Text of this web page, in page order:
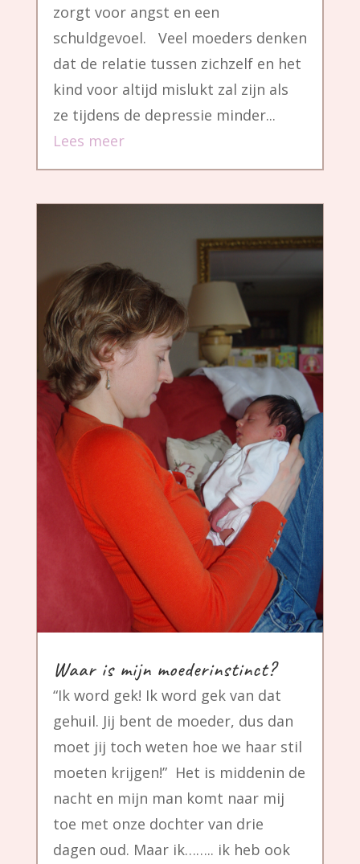
zorgt voor angst en een
schuldgevoel. Veel moeders denken
dat de relatie tussen zichzelf en het
kind voor altijd mislukt zal zijn als
ze tijdens de depressie minder...
Lees meer
Waar is mijn moederinstinct?
“Ik word gek! Ik word gek van dat
gehuil. Jij bent de moeder, dus dan
moet jij toch weten hoe we haar stil
moeten krijgen!” Het is middenin de
nacht en mijn man komt naar mij
toe met onze dochter van drie
dagen oud. Maar ik…….. ik heb ook